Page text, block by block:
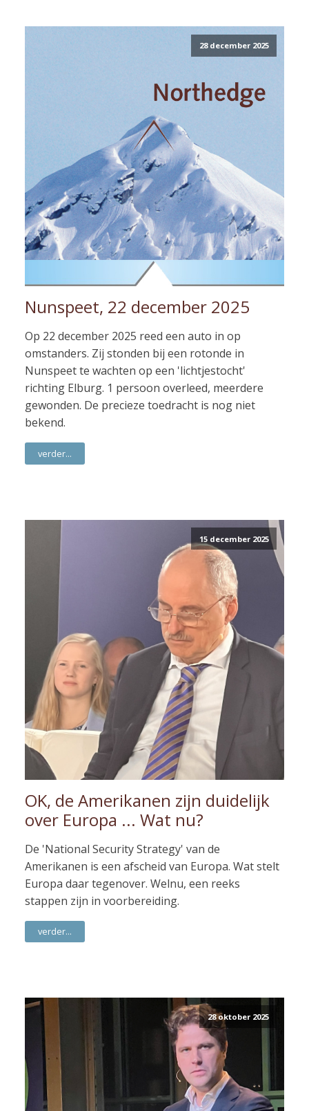
28 december 2025
Nunspeet, 22 december 2025
Op 22 december 2025 reed een auto in op
omstanders. Zij stonden bij een rotonde in
Nunspeet te wachten op een 'lichtjestocht'
richting Elburg. 1 persoon overleed, meerdere
gewonden. De precieze toedracht is nog niet
bekend.
verder...
15 december 2025
OK, de Amerikanen zijn duidelijk
over Europa ... Wat nu?
De 'National Security Strategy' van de
Amerikanen is een afscheid van Europa. Wat stelt
Europa daar tegenover. Welnu, een reeks
stappen zijn in voorbereiding.
verder...
28 oktober 2025